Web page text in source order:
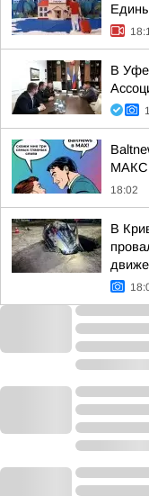
В Уфе
МАКС
18:02
В